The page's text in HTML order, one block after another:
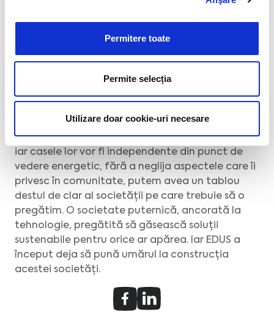
Permitere toate
Permite selecția
Utilizare doar cookie-uri necesare
care sunt acum la grădiniță vor ajunge să fie
antreprenori, ceea ce înseamnă că școlile de
astăzi trebuie să fie pregătite să educe și să
adulții din viitor vor plăti bunuri și servicii cu
criptomonede, vor conduce mașini autonome,
iar casele lor vor fi independente din punct de
vedere energetic, fără a neglija aspectele care îi
privesc în comunitate, putem avea un tablou
destul de clar al societății pe care trebuie să o
pregătim. O societate puternică, ancorată la
tehnologie, pregătită să găsească soluții
sustenabile pentru orice ar apărea. Iar EDUS a
început deja să pună umărul la construcția
acestei societăți.